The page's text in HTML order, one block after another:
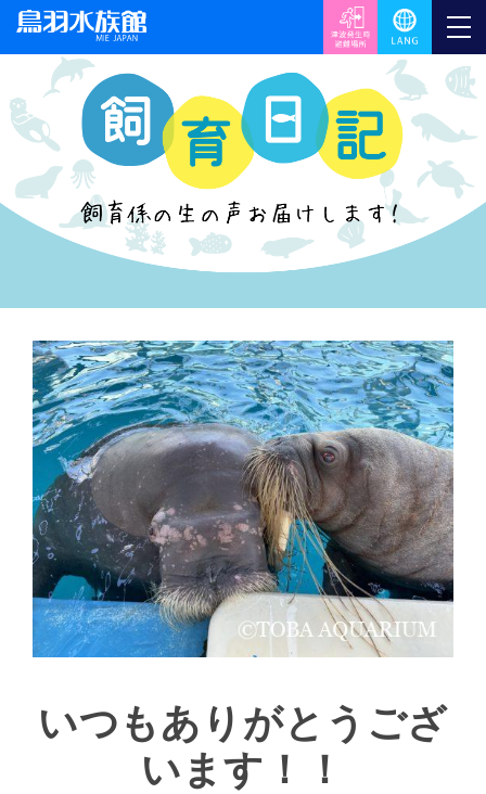
いつもありがとうござ
います！！